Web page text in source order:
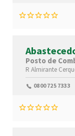
Ltd
Posto de
R Almirante
0800 725 7333